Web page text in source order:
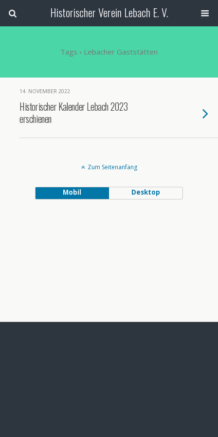
Historischer Verein Lebach E. V.
Tags › Lebacher Gaststätten
14. NOVEMBER 2022
Historischer Kalender Lebach 2023
erschienen
Zum Seitenanfang
Mobil Desktop